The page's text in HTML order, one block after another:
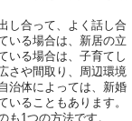
し合って、よく話し合
いる場合は、新居の立
いる場合は、子育てし
さや間取り、周辺環境
治体によっては、新婚
いることもあります。
も1つの方法です。